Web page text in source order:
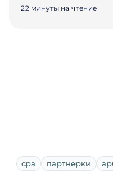
22 минуты на чтение
cpa партнерки